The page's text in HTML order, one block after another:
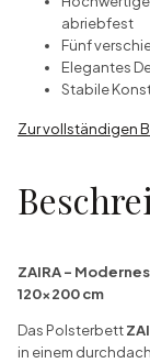
abriebfest
Fünf
Elegantes
Stabile
Zur vollständigen
ZAIRA –
120x200 cm
Das Polsterbett
in einem